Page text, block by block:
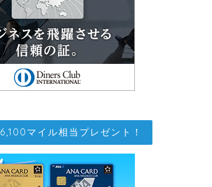
マイル相当プレゼント！